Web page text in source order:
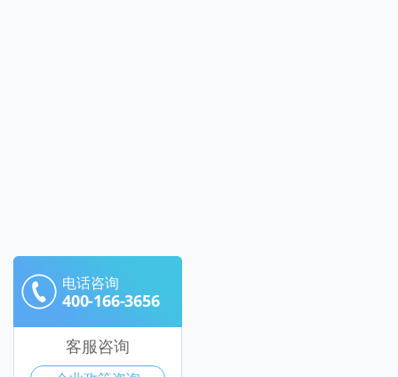
电话咨询
400-166-3656
客服咨询